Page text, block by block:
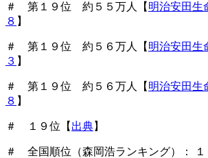
＃ 第１９位 約５５万人【 明治安田生
８ 】
＃ 第１９位 約５６万人【 明治安田生
３ 】
＃ 第１９位 約５６万人【 明治安田生
８ 】
＃ １９位【 出典】
＃ 全国順位（森岡浩ランキング）： １